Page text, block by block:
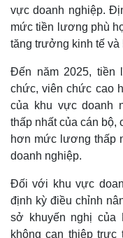
Kinh tế
Bất động sản
Khởi nghiệp
vực doanh nghiệp.
mức tiền lương phù
tăng trưởng kinh tế
Đến năm 2025, tiền
chức, viên chức cao
của khu vực doanh
thấp nhất của cán bộ,
hơn mức lương thấp
doanh nghiệp.
Đối với khu vực
định kỳ điều chỉnh
sở khuyến nghị của
không can thiệp